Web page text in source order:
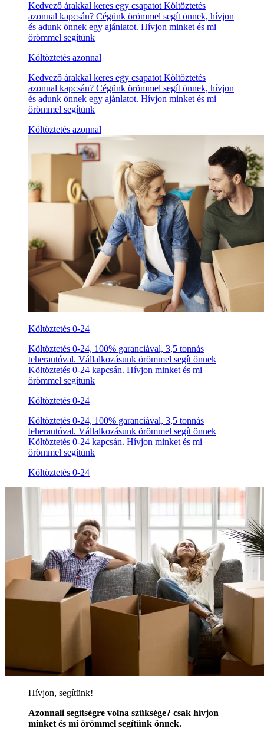
Kedvező árakkal keres egy csapatot Költöztetés
azonnal kapcsán? Cégünk örömmel segít önnek, hívjon
és adunk önnek egy ajánlatot. Hívjon minket és mi
örömmel segítünk
Költöztetés azonnal
Kedvező árakkal keres egy csapatot Költöztetés
azonnal kapcsán? Cégünk örömmel segít önnek, hívjon
és adunk önnek egy ajánlatot. Hívjon minket és mi
örömmel segítünk
Költöztetés azonnal
Költöztetés 0-24
Költöztetés 0-24, 100% garanciával, 3,5 tonnás
teherautóval. Vállalkozásunk örömmel segít önnek
Költöztetés 0-24 kapcsán. Hívjon minket és mi
örömmel segítünk
Költöztetés 0-24
Költöztetés 0-24, 100% garanciával, 3,5 tonnás
teherautóval. Vállalkozásunk örömmel segít önnek
Költöztetés 0-24 kapcsán. Hívjon minket és mi
örömmel segítünk
Költöztetés 0-24
Hívjon, segítünk!
Azonnali segítségre volna szüksége? csak hívjon
minket és mi örömmel segítünk önnek.